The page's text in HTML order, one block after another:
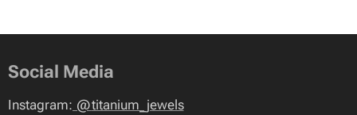
Social Media
Instagram: @titanium_jewels